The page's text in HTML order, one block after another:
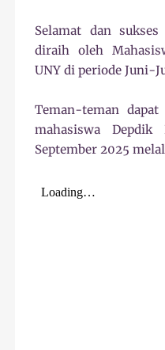
Selamat dan
diraih oleh
UNY di periode Juni-
Teman-teman
mahasiswa
September 2025